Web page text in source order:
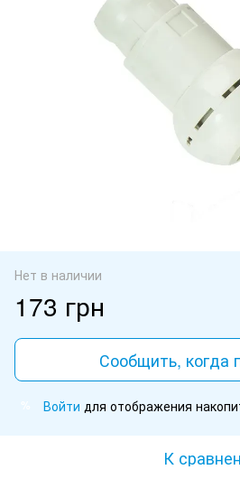
Нет в наличии
173 грн
Сообщить, когда
Войти для отображения
К